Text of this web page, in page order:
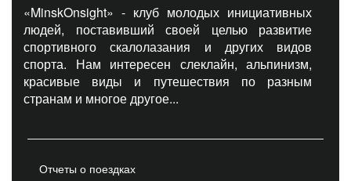
«MinskOnsight» - клуб молодых инициативных
людей, поставивший своей целью развитие
спортивного скалолазания и других видов
спорта. Нам интересен слеклайн, альпинизм,
красивые виды и путешествия по разным
странам и многое другое...
Отчеты о поездках